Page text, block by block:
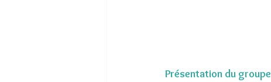
Présentation du groupe